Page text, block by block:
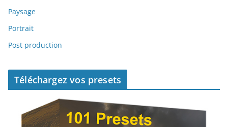
Paysage
Portrait
Post production
Téléchargez vos presets